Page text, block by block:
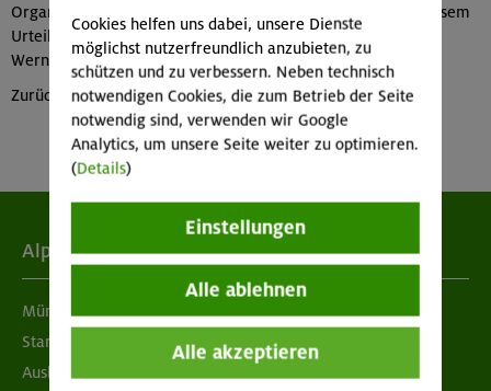
Organisator hofft dass sich auch die anderen Teilnehmer diesem
Urteil anschließen können.
Werner Schmid
Zurück zu den verfügbarenTourenberichten und Bildern
Alpenverein
München & Oberland
Standorte
Ausbildung & Jobs
Cookies helfen uns dabei, unsere Dienste
möglichst nutzerfreundlich anzubieten, zu
schützen und zu verbessern. Neben technisch
notwendigen Cookies, die zum Betrieb der Seite
notwendig sind, verwenden wir Google
Analytics, um unsere Seite weiter zu optimieren.
(Details)
Einstellungen
Alle ablehnen
Alle akzeptieren